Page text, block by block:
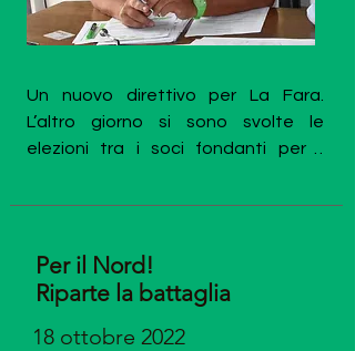
Un nuovo direttivo per La Fara.
L’altro giorno si sono svolte le
elezioni tra i soci fondanti per il
coordinamento dell’associazione
contribuire a divulgare lo studio e la
diffusione del federalismo e
dell’autodeterminazione dei popoli.
Per il Nord!
Riparte la battaglia
18 ottobre 2022